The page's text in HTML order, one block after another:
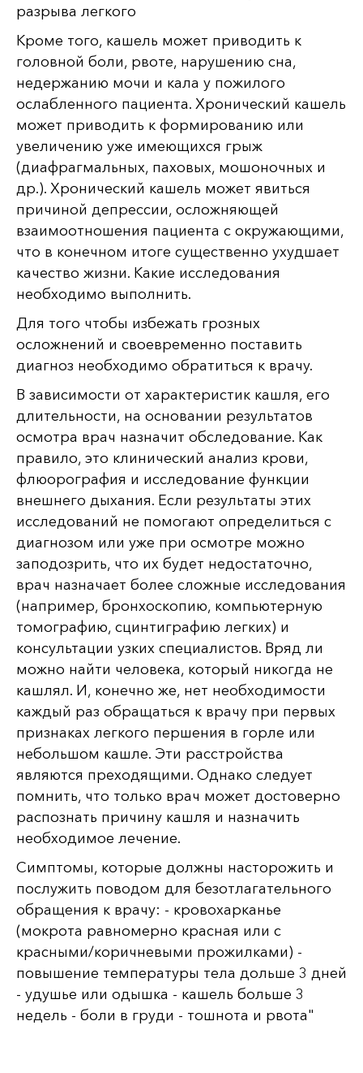
разрыва легкого
Кроме того, кашель может приводить к
головной боли, рвоте, нарушению сна,
недержанию мочи и кала у пожилого
ослабленного пациента. Хронический кашель
может приводить к формированию или
увеличению уже имеющихся грыж
(диафрагмальных, паховых, мошоночных и
др.). Хронический кашель может явиться
причиной депрессии, осложняющей
взаимоотношения пациента с окружающими,
что в конечном итоге существенно ухудшает
качество жизни. Какие исследования
необходимо выполнить.
Для того чтобы избежать грозных
осложнений и своевременно поставить
диагноз необходимо обратиться к врачу.
В зависимости от характеристик кашля, его
длительности, на основании результатов
осмотра врач назначит обследование. Как
правило, это клинический анализ крови,
флюорография и исследование функции
внешнего дыхания. Если результаты этих
исследований не помогают определиться с
диагнозом или уже при осмотре можно
заподозрить, что их будет недостаточно,
врач назначает более сложные исследования
(например, бронхоскопию, компьютерную
томографию, сцинтиграфию легких) и
консультации узких специалистов. Вряд ли
можно найти человека, который никогда не
кашлял. И, конечно же, нет необходимости
каждый раз обращаться к врачу при первых
признаках легкого першения в горле или
небольшом кашле. Эти расстройства
являются преходящими. Однако следует
помнить, что только врач может достоверно
распознать причину кашля и назначить
необходимое лечение.
Симптомы, которые должны насторожить и
послужить поводом для безотлагательного
обращения к врачу: - кровохарканье
(мокрота равномерно красная или с
красными/коричневыми прожилками) -
повышение температуры тела дольше 3 дней
- удушье или одышка - кашель больше 3
недель - боли в груди - тошнота и рвота"